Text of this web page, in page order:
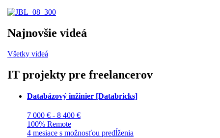
Najnovšie videá
Všetky videá
IT projekty pre freelancerov
Databázový inžinier [Databricks]
7 000 € - 8 400 €
100% Remote
4 mesiace s možnosťou predĺženia